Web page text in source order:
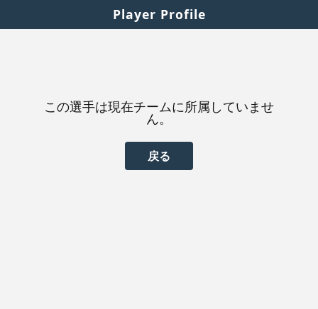
Player Profile
この選手は現在チームに所属していませ
ん。
戻る